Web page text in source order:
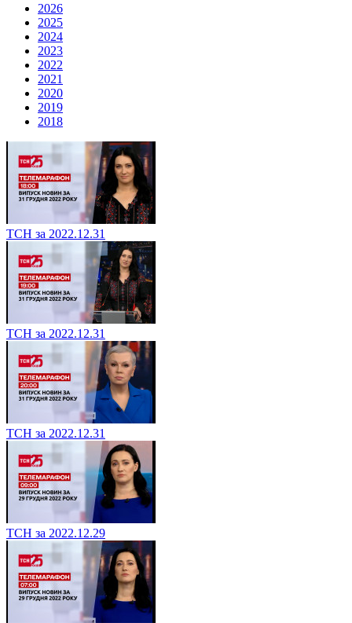
2026
2025
2024
2023
2022
2021
2020
2019
2018
ТСН за 2022.12.31
ТСН за 2022.12.31
ТСН за 2022.12.31
ТСН за 2022.12.29